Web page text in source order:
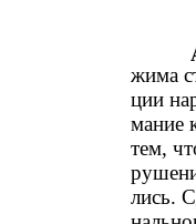
жима
ции
мание
тем,
лись.